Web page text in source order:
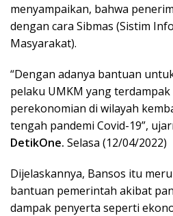
menyampaikan, bahwa
dengan cara Sibmas (Sistim
Masyarakat).
“Dengan adanya bantuan
pelaku UMKM yang terdampak
perekonomian di wilayah
tengah pandemi Covid-19”,
DetikOne. Selasa (12/04/2022)
Dijelaskannya, Bansos itu
bantuan pemerintah akibat
dampak penyerta seperti